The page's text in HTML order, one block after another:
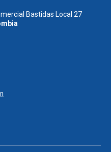
Bastidas Local 27